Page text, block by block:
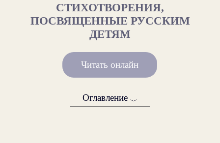
СТИХОТВОРЕНИЯ,
ПОСВЯЩЕННЫЕ РУССКИМ
ДЕТЯМ
Читать онлайн
Оглавление ﹀